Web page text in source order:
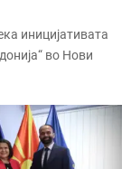
иницијативата
во Нови